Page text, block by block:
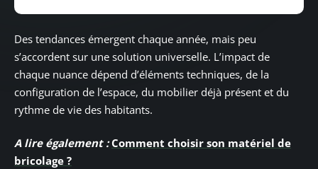
Des tendances émergent chaque année, mais peu
s’accordent sur une solution universelle. L’impact de
chaque nuance dépend d’éléments techniques, de la
configuration de l’espace, du mobilier déjà présent et du
rythme de vie des habitants.
A lire également : Comment choisir son matériel de
bricolage ?